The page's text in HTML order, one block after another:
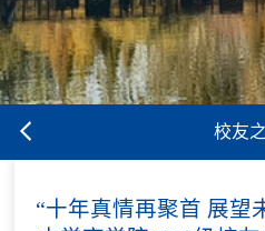
校友
“十年真情再聚首 展